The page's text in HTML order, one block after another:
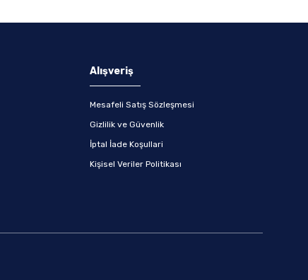
Alışveriş
Mesafeli Satış Sözleşmesi
Gizlilik ve Güvenlik
İptal İade Koşullari
Kişisel Veriler Politikası